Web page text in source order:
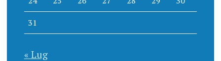
31
« Lug